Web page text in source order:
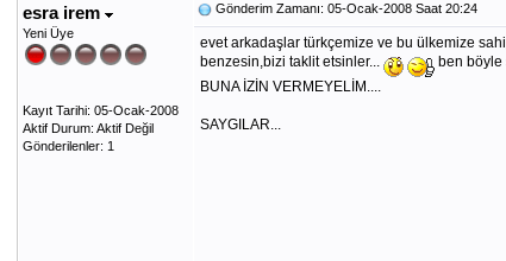
esra irem
Yeni Üye
Kayıt Tarihi: 05-Ocak-2008
Aktif Durum: Aktif Değil
Gönderilenler: 1
Gönderim Zamanı: 05-Ocak-2008 Saat 20:24
evet arkadaşlar türkçemize ve bu ülkemize
benzesin,bizi taklit etsinler...
ben
BUNA İZİN VERMEYELİM....
SAYGILAR...